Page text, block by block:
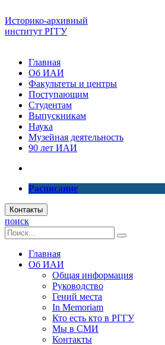
Историко-архивный
институт РГГУ
Главная
Об ИАИ
Факультеты и центры
Поступающим
Студентам
Выпускникам
Наука
Музейная деятельность
90 лет ИАИ
Расписание
Контакты
поиск
Главная
Об ИАИ
Общая информация
Руководство
Гений места
In Memoriam
Кто есть кто в РГГУ
Мы в СМИ
Контакты